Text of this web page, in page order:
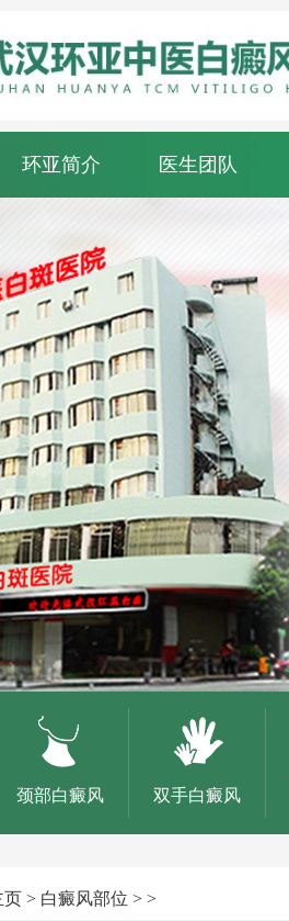
环亚简介 医生团队
颈部白癜风 双手白癜风
页 > 白癜风部位 > >